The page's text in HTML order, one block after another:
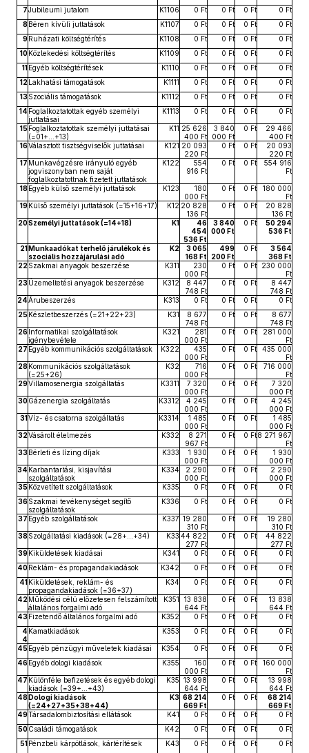
7Jubileumi jutalom K1106 0 Ft 0 Ft 0 Ft
0 Ft
8Béren kívüli juttatások K1107 0 Ft 0 Ft 0 Ft
0 Ft
9Ruházati költségtérítés K1108 0 Ft 0 Ft 0 Ft
0 Ft
10 Közlekedési költségtérítés K1109 0 Ft 0 Ft 0 Ft
0 Ft
11Egyéb költségtérítések K1110 0 Ft 0 Ft 0 Ft
0 Ft
12Lakhatási támogatások K1111 0 Ft 0 Ft 0 Ft
0 Ft
13Szociális támogatások K1112 0 Ft 0 Ft 0 Ft
0 Ft
14 Foglalkoztatottak egyéb személyi
juttatásai
K1113 0 Ft 0 Ft 0 Ft 0 Ft
15Foglalkoztatottak személyi juttatásai
(=01+...+13)
K11 25 626
400 Ft
3 840
000 Ft
0 Ft
29 466
400 Ft
16Választott tisztségviselők juttatásai K121 20 093
220 Ft
0 Ft 0 Ft
20 093
220 Ft
17 Munkavégzésre irányuló egyéb
jogviszonyban nem saját
foglalkoztatottnak fizetett juttatások
K122
554
916 Ft
0 Ft 0 Ft
554 916
Ft
18Egyéb külső személyi juttatások K123
180
000 Ft
0 Ft 0 Ft
180 000
Ft
19Külső személyi juttatások (=15+16+17) K12 20 828
136 Ft
0 Ft 0 Ft
20 828
136 Ft
20Személyi juttatások (=14+18) K1
46
454
536 Ft
3 840
000 Ft
0 Ft
50 294
536 Ft
21Munkaadókat terhelő járulékok és
szociális hozzájárulási adó
K2
3 065
168 Ft
499
200 Ft
0 Ft
3 564
368 Ft
22Szakmai anyagok beszerzése K311
230
000 Ft
0 Ft 0 Ft
230 000
Ft
23Üzemeltetési anyagok beszerzése K312
8 447
748 Ft
0 Ft 0 Ft
8 447
748 Ft
24Árubeszerzés K313 0 Ft 0 Ft 0 Ft
0 Ft
25Készletbeszerzés (=21+22+23) K31
8 677
748 Ft
0 Ft 0 Ft
8 677
748 Ft
26Informatikai szolgáltatások
igénybevétele
K321
281
000 Ft
0 Ft 0 Ft
281 000
Ft
27 Egyéb kommunikációs szolgáltatások K322
435
000 Ft
0 Ft 0 Ft
435 000
Ft
28Kommunikációs szolgáltatások
(=25+26)
K32
716
000 Ft
0 Ft 0 Ft
716 000
Ft
29Villamosenergia szolgáltatás K3311
7 320
000 Ft
0 Ft 0 Ft
7 320
000 Ft
30 Gázenergia szolgáltatás K3312
4 245
000 Ft
0 Ft 0 Ft
4 245
000 Ft
31Víz- és csatorna szolgáltatás K3314
1 485
000 Ft
0 Ft 0 Ft
1 485
000 Ft
32Vásárolt élelmezés K332
8 271
967 Ft
0 Ft 0 Ft8 271 967
Ft
33Bérleti és lízing díjak K333
1 930
000 Ft
0 Ft 0 Ft
1 930
000 Ft
34 Karbantartási, kisjavítási
szolgáltatások
K334
2 290
000 Ft
0 Ft 0 Ft
2 290
000 Ft
35Közvetített szolgáltatások K335 0 Ft 0 Ft 0 Ft
0 Ft
36Szakmai tevékenységet segítő
szolgáltatások
K336 0 Ft 0 Ft 0 Ft 0 Ft
37 Egyéb szolgáltatások K337 19 280
310 Ft
0 Ft 0 Ft
19 280
310 Ft
38Szolgáltatási kiadások (=28+...+34) K33 44 822
277 Ft
0 Ft 0 Ft
44 822
277 Ft
39Kiküldetések kiadásai K341 0 Ft 0 Ft 0 Ft
0 Ft
40 Reklám- és propagandakiadások K342 0 Ft 0 Ft 0 Ft
0 Ft
41Kiküldetések, reklám- és
propagandakiadások (=36+37)
K34 0 Ft 0 Ft 0 Ft 0 Ft
42Működési célú előzetesen felszámított
általános forgalmi adó
K351
13 838
644 Ft
0 Ft 0 Ft
13 838
644 Ft
43Fizetendő általános forgalmi adó K352 0 Ft 0 Ft 0 Ft
0 Ft
4
4
Kamatkiadások K353 0 Ft 0 Ft 0 Ft 0 Ft
45Egyéb pénzügyi műveletek kiadásai K354 0 Ft 0 Ft 0 Ft
0 Ft
46Egyéb dologi kiadások K355
160
000 Ft
0 Ft 0 Ft
160 000
Ft
47 Különféle befizetések és egyéb dologi
kiadások (=39+...+43)
K35 13 998
644 Ft
0 Ft 0 Ft
13 998
644 Ft
48Dologi kiadások
(=24+27+35+38+44)
K3 68 214
669 Ft
0 Ft 0 Ft
68 214
669 Ft
49Társadalombiztosítási ellátások K41 0 Ft 0 Ft 0 Ft
0 Ft
50 Családi támogatások K42 0 Ft 0 Ft 0 Ft
0 Ft
51Pénzbeli kárpótlások, kártérítések K43 0 Ft 0 Ft 0 Ft
0 Ft